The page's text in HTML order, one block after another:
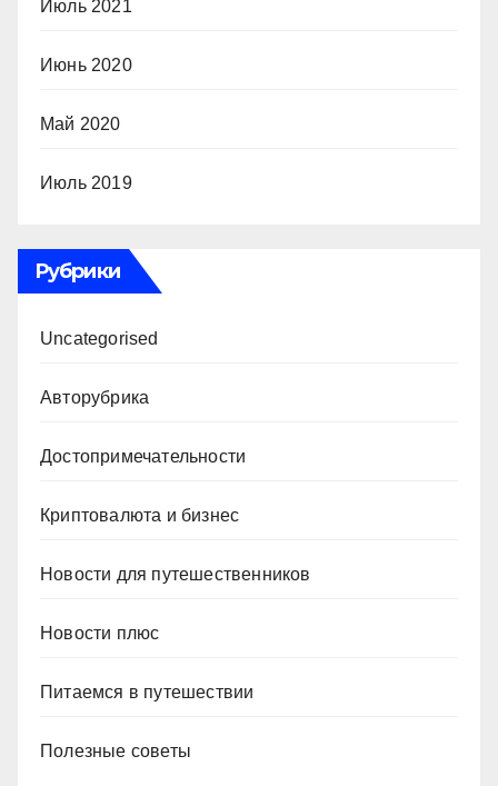
Июль 2021
Июнь 2020
Май 2020
Июль 2019
Рубрики
Uncategorised
Авторубрика
Достопримечательности
Криптовалюта и бизнес
Новости для путешественников
Новости плюс
Питаемся в путешествии
Полезные советы